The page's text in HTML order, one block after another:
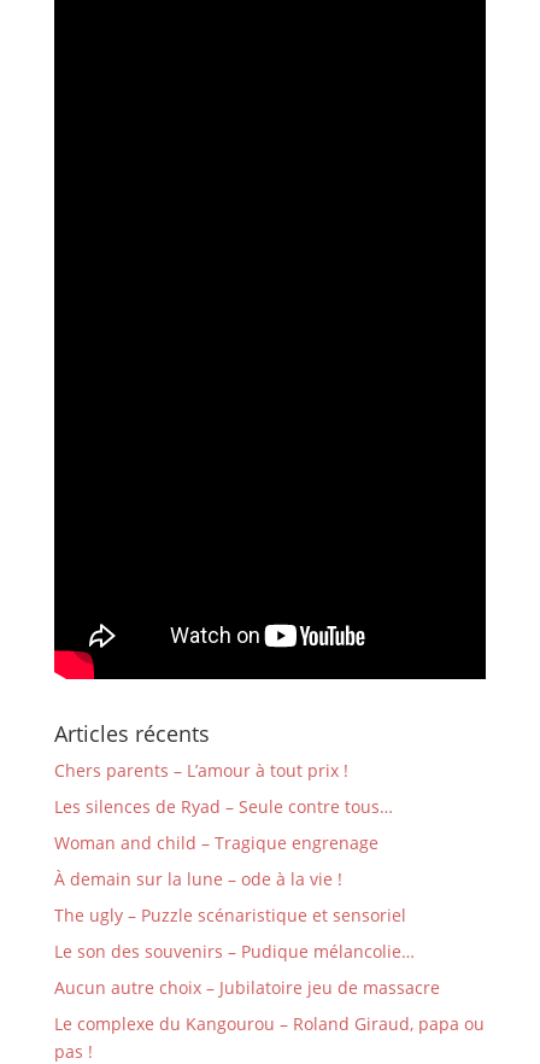
Articles récents
Chers parents – L’amour à tout prix !
Les silences de Ryad – Seule contre tous…
Woman and child – Tragique engrenage
À demain sur la lune – ode à la vie !
The ugly – Puzzle scénaristique et sensoriel
Le son des souvenirs – Pudique mélancolie…
Aucun autre choix – Jubilatoire jeu de massacre
Le complexe du Kangourou – Roland Giraud, papa ou
pas !